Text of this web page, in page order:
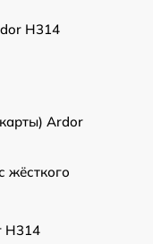
H314
Ardor
жёсткого
H314